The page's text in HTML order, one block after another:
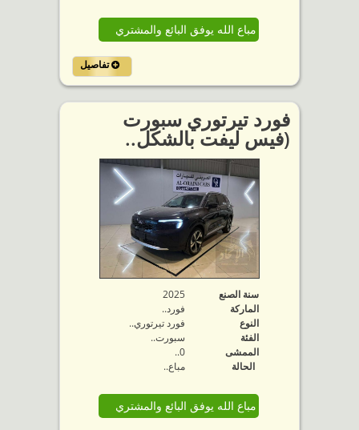
مباع الله يوفق البائع والمشتري
تفاصيل
فورد تيرتوري سبورت
(فيس ليفت بالشكل..
سنة الصنع
2025
الماركة
فورد..
النوع
فورد تيرتوري..
الفئة
سبورت..
الممشى
0..
الحالة
مباع..
مباع الله يوفق البائع والمشتري